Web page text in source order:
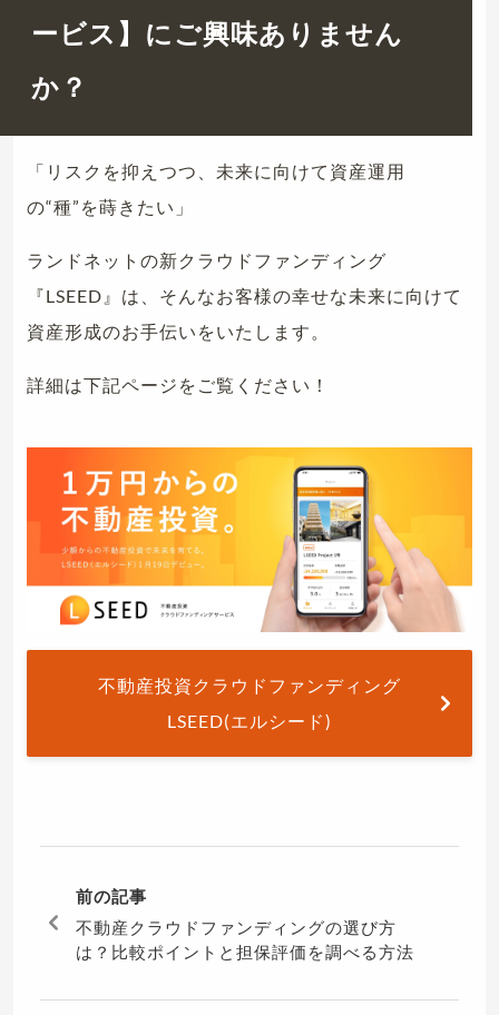
ービス】にご興味ありません
か？
「リスクを抑えつつ、未来に向けて資産運用
の“種”を蒔きたい」
ランドネットの新クラウドファンディング
『LSEED』は、そんなお客様の幸せな未来に向けて
資産形成のお手伝いをいたします。
詳細は下記ページをご覧ください！
不動産投資クラウドファンディング
LSEED(エルシード)
前の記事
不動産クラウドファンディングの選び方
は？比較ポイントと担保評価を調べる方法